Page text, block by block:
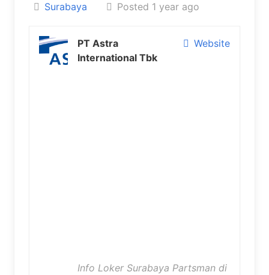
Surabaya Posted 1 year ago
Website
PT Astra
International Tbk
Info Loker Surabaya Partsman di